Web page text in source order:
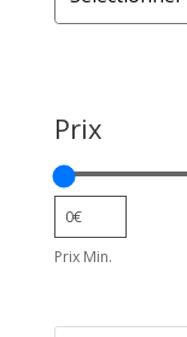
Prix
Prix Min.